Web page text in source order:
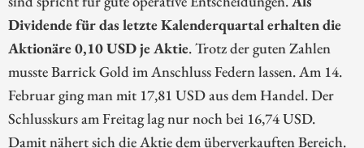
Dividende für das letzte Kalenderquartal erhalten die
Aktionäre 0,10 USD je Aktie. Trotz der guten Zahlen
musste Barrick Gold im Anschluss Federn lassen. Am 14.
Februar ging man mit 17,81 USD aus dem Handel. Der
Schlusskurs am Freitag lag nur noch bei 16,74 USD.
Damit nähert sich die Aktie dem überverkauften Bereich.